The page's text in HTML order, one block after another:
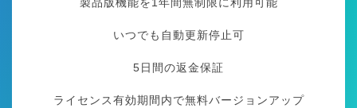
いつでも自動更新停止可
5日間の返金保証
ライセンス有効期間内で無料バージョンアップ